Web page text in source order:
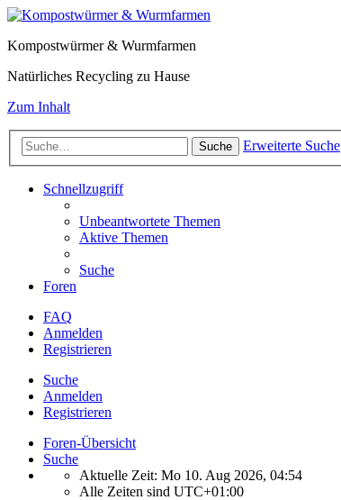
Kompostwürmer & Wurmfarmen
Natürliches Recycling zu Hause
Zum Inhalt
Suche Erweiterte Suche
Schnellzugriff
Unbeantwortete Themen
Aktive Themen
Suche
Foren
FAQ
Anmelden
Registrieren
Suche
Anmelden
Registrieren
Foren-Übersicht
Suche
Aktuelle Zeit: Mo 10. Aug 2026, 04:54
Alle Zeiten sind UTC+01:00